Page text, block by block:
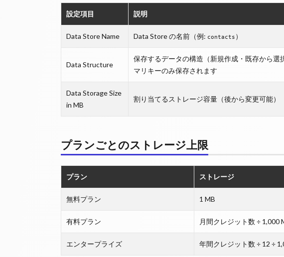
設定項目 説明
Data Store Name Data Store の名前（例: contacts ）
Data Structure
保存するデータの構造（新規作成・既存から
マリキーのみ保存されます
Data Storage Size
in MB
割り当てるストレージ容量（後から変更可能）
プランごとのストレージ上限
プラン ストレージ
無料プラン 1 MB
有料プラン 月間クレジット数 ÷ 1,000
エンタープライズ 年間クレジット数 ÷ 12 ÷